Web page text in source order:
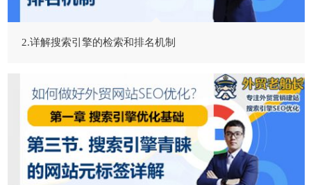
2.详解搜索引擎的检索和排名机制